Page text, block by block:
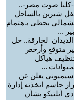
-كلنا صوت مصر-..
شيرين بالساحل
يحظى باهتمام
...
الديدان الخارقة.. حل
متوقع وأرخص
هياكل
...
سيميوني يعلن عن
حاسم اتخذته إدارة
أتلتيكو بشأن